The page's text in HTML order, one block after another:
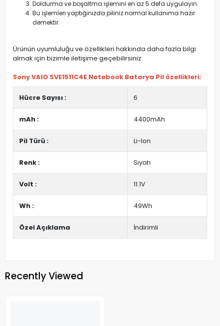
Doldurma ve boşaltma işlemini en az 5 defa uygulayın.
Bu işlemleri yaptığınızda piliniz normal kullanıma hazır
demektir.
Ürünün uyumluluğu ve özellikleri hakkında daha fazla bilgi
almak için bizimle iletişime geçebilirsiniz.
Sony VAIO SVE1511C4E Notebook Batarya Pil özellikleri:
Hücre Sayısı : 6
mAh : 4400mAh
Pil Türü : Li-Ion
Renk : Siyah
Volt : 11.1V
Wh : 49Wh
Özel Açıklama İndirimli
Recently Viewed